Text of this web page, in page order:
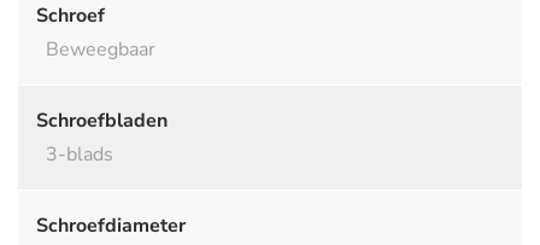
Schroef
Beweegbaar
Schroefbladen
3-blads
Schroefdiameter